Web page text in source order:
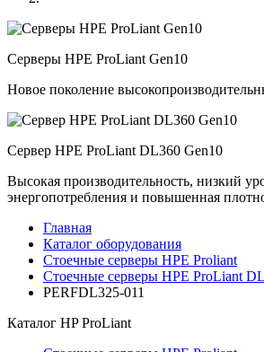
Серверы HPE ProLiant Gen10
Новое поколение
Сервер HPE ProLiant DL360 Gen10
Высокая производительность, низкий
энергопотребления и повышенная
Главная
Каталог оборудования
Стоечные серверы HPE Proliant
Стоечные серверы HPE ProLiant
PERFDL325-011
Каталог HP ProLiant